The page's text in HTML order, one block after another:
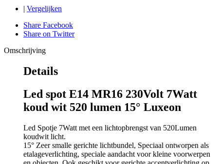
| Vergelijken
Share Facebook
Share on Twitter
Omschrijving
Details
Led spot E14 MR16 230Volt 7Watt
koud wit 520 lumen 15° Luxeon
Led Spotje 7Watt met een lichtopbrengst van 520Lumen
koudwit licht.
15° Zeer smalle gerichte lichtbundel, Speciaal ontworpen als
etalageverlichting, speciale aandacht voor kleine voorwerpen